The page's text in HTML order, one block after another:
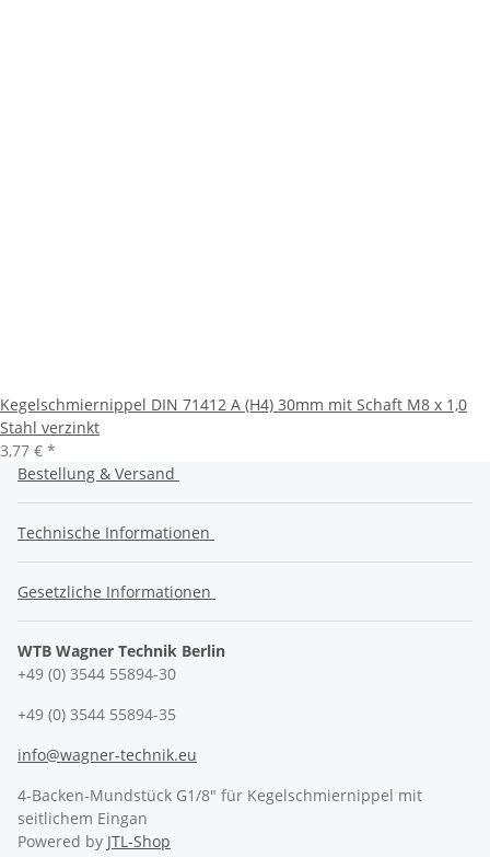
Kegelschmiernippel DIN 71412 A (H4) 30mm mit Schaft M8 x 1,0
Stahl verzinkt
3,77 € *
Bestellung & Versand
Technische Informationen
Gesetzliche Informationen
WTB Wagner Technik Berlin
+49 (0) 3544 55894-30
+49 (0) 3544 55894-35
info@wagner-technik.eu
4-Backen-Mundstück G1/8" für Kegelschmiernippel mit
seitlichem Eingan
Powered by JTL-Shop